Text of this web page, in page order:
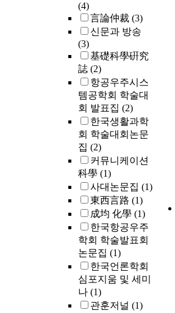
(4)
言論仲裁 (3)
신문과 방송
(3)
基礎科學硏究
誌 (2)
항공우주시스
템공학회 학술대
회 발표집 (2)
한국생활과학
회 학술대회논문
집 (2)
커뮤니케이션
科學 (1)
사대논문집 (1)
東西言路 (1)
成均 化學 (1)
한국항공우주
학회 학술발표회
논문집 (1)
한국언론학회
심포지움 및 세미
나 (1)
관훈저널 (1)